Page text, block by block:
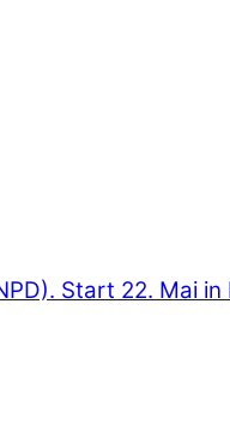
Start 22. Mai in